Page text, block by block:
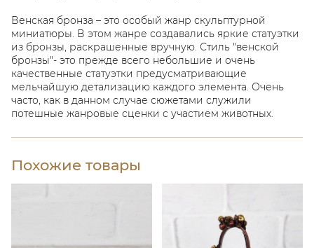
Венская бронза – это особый жанр скульптурной
миниатюры. В этом жанре создавались яркие статуэтки
из бронзы, раскрашенные вручную. Стиль "венской
бронзы"- это прежде всего небольшие и очень
качественные статуэтки предусматривающие
мельчайшую детализацию каждого элемента. Очень
часто, как в данном случае сюжетами служили
потешные жанровые сценки с участием животных.
Похожие товары